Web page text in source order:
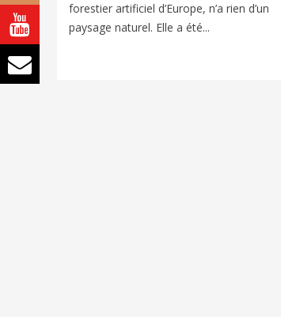
forestier artificiel d’Europe, n’a rien d’un
paysage naturel. Elle a été...